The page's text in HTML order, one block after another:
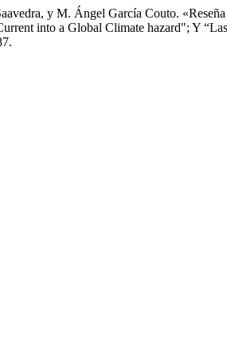
y M. Ángel García Couto.
into a Global Climate hazard"; Y